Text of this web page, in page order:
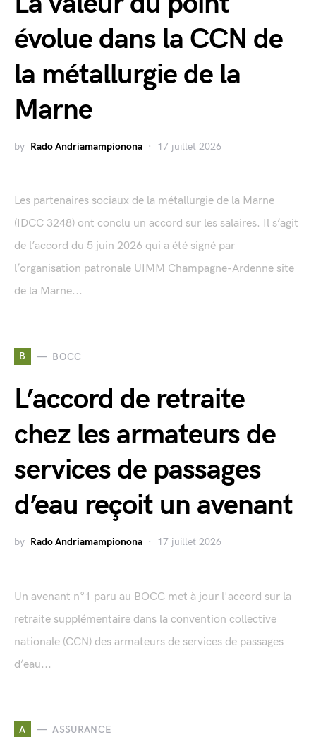
évolue dans la CCN de
la métallurgie de la
Marne
by Rado Andriamampionona 17 juillet 2026
Les partenaires sociaux de la métallurgie de la Marne
(IDCC 3248) ont conclu un accord sur les salaires. Il s’agit
de l’accord du 5 juin 2026 qui a été signé par
l’organisation patronale UIMM Champagne-Ardenne site
de la Marne...
B BOCC
L’accord de retraite
chez les armateurs de
services de passages
d’eau reçoit un avenant
by Rado Andriamampionona 17 juillet 2026
Un avenant n°1 paru au BOCC met à jour l'accord sur la
retraite supplémentaire dans la convention collective
nationale (CCN) des armateurs de services de passages
d’eau...
A ASSURANCE